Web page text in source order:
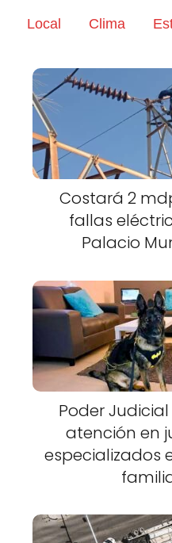
Local Clima
Costará 2
fallas
Palacio
Poder
atención en
especializados